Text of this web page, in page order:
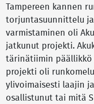
Tampereen kannen
torjuntasuunnittelu
varmistaminen oli
jatkunut projekti.
tärinätiimin päällikkö
projekti oli
ylivoimaisesti laajin
osallistunut tai mitä